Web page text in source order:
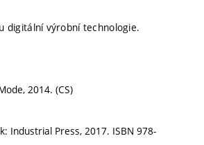
digitální výrobní technologie.
2014. (CS)
Industrial Press, 2017. ISBN 978-